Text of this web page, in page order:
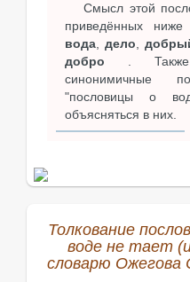
Смысл этой
приведённых
вода, дело,
добро . Также
синонимичные
"пословицы о
объясняться в них.
Толкование
воде не тает
словарю